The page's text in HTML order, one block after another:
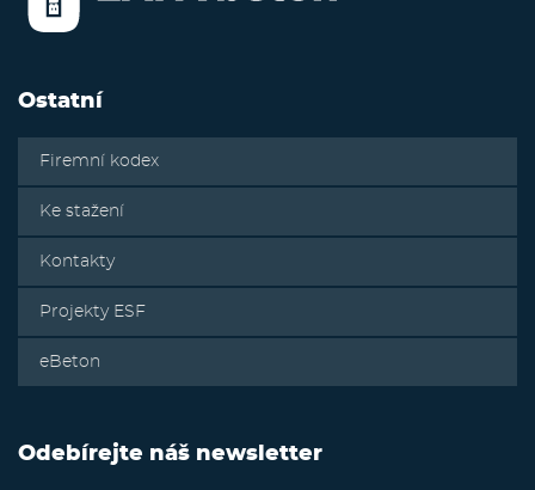
Ostatní
Firemní kodex
Ke stažení
Kontakty
Projekty ESF
eBeton
Odebírejte náš newsletter